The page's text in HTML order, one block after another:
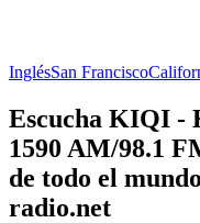
InglésSan Francisco
Escucha KIQI -
1590 AM/98.1
de todo el
radio.net